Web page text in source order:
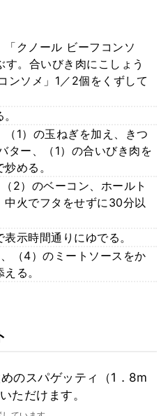
クノール ビーフコンソ
す。合いびき肉にこしょう
ンソメ」1／2個をくずして
1）の玉ねぎを加え、きつ
ター、（1）の合いびき肉を
める。
2）のベーコン、ホールト
火でフタをせずに30分以
示時間通りにゆでる。
（4）のミートソースをか
る。
のスパゲッティ（1．8m
ただけます。